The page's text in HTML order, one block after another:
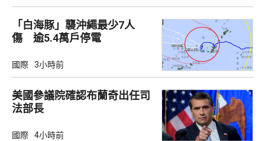
「白海豚」襲沖繩最少7人
傷 逾5.4萬戶停電
國際 3小時前
美國參議院確認布蘭奇出任司
法部長
國際 4小時前